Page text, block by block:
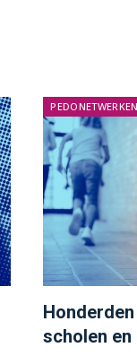
PEDONETWERKEN
scholen